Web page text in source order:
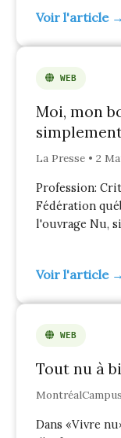
Voir l'article →
WEB
Moi, mon
La Presse • 2
Profession:
Fédération
l'ouvrage Nu,
Voir l'article →
WEB
Tout nu à
Dans «Vivre